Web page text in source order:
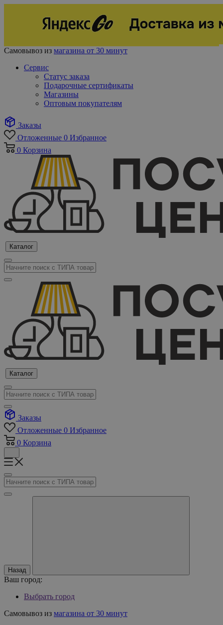
Самовывоз из магазина от 30 минут
Сервис
Статус заказа
Подарочные сертификаты
Магазины
Оптовым покупателям
Заказы
Отложенные 0 Избранное
0 Корзина
Каталог
Каталог
Заказы
Отложенные 0 Избранное
0 Корзина
Назад
Ваш город:
Выбрать город
Самовывоз из магазина от 30 минут